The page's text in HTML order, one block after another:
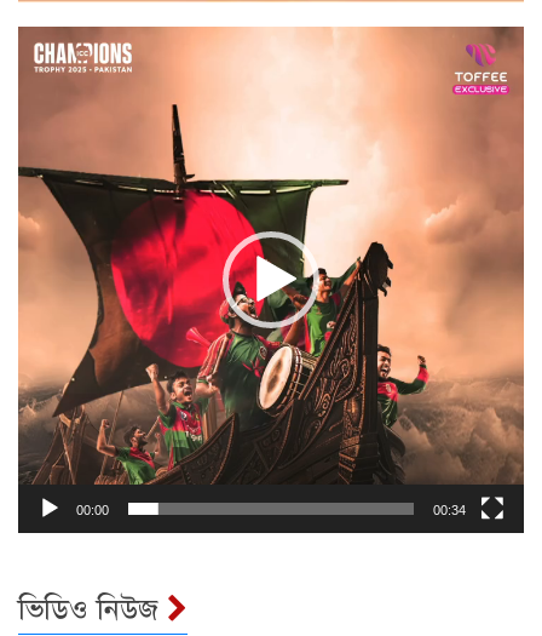
Video
Player
00:00 00:34
ভিডিও নিউজ